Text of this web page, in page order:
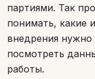
партиями. Так
понимать, какие
внедрения
посмотреть
работы.